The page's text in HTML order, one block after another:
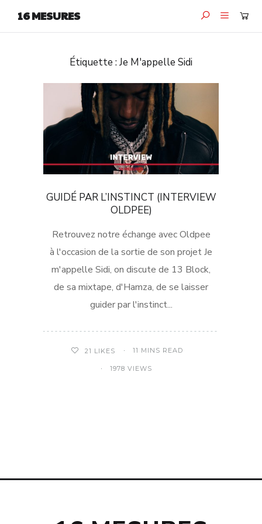
16 MESURES
Étiquette :Je M'appelle Sidi
GUIDÉ PAR L’INSTINCT (INTERVIEW
OLDPEE)
Retrouvez notre échange avec Oldpee
à l'occasion de la sortie de son projet Je
m'appelle Sidi, on discute de 13 Block,
de sa mixtape, d'Hamza, de se laisser
guider par l'instinct...
21 LIKES 11 MINS READ
1978 VIEWS